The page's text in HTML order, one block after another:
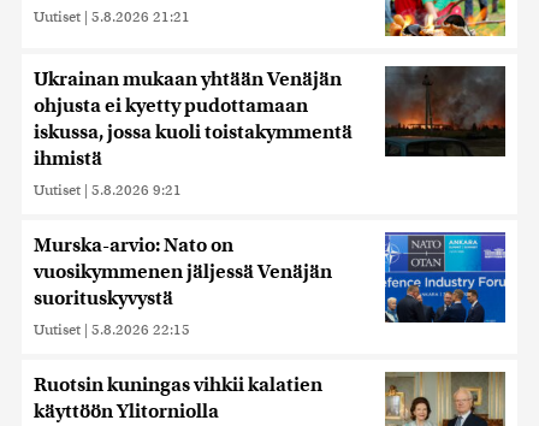
Uutiset | 5.8.2026 21:21
Ukrainan mukaan yhtään Venäjän
ohjusta ei kyetty pudottamaan
iskussa, jossa kuoli toistakymmentä
ihmistä
Uutiset | 5.8.2026 9:21
Murska-arvio: Nato on
vuosikymmenen jäljessä Venäjän
suorituskyvystä
Uutiset | 5.8.2026 22:15
Ruotsin kuningas vihkii kalatien
käyttöön Ylitorniolla